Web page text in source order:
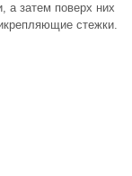
а затем поверх них
стежки.